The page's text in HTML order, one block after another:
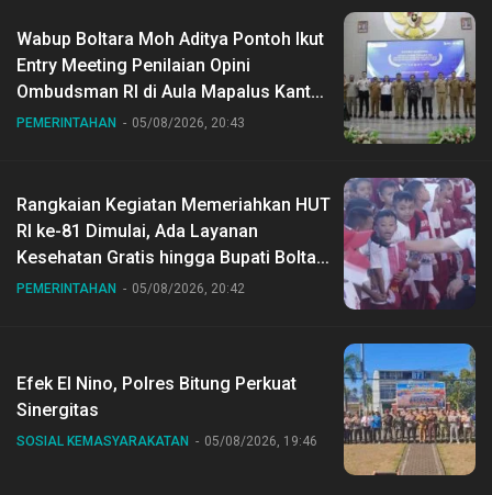
Wabup Boltara Moh Aditya Pontoh Ikut
Entry Meeting Penilaian Opini
Ombudsman RI di Aula Mapalus Kantur
Gubernur Sulut
PEMERINTAHAN 05/08/2026, 20:43
Rangkaian Kegiatan Memeriahkan HUT
RI ke-81 Dimulai, Ada Layanan
Kesehatan Gratis hingga Bupati Boltara
Dr Sirajudin Lasena Ikut Jalan Sehat
PEMERINTAHAN 05/08/2026, 20:42
Efek El Nino, Polres Bitung Perkuat
Sinergitas
SOSIAL KEMASYARAKATAN 05/08/2026, 19:46